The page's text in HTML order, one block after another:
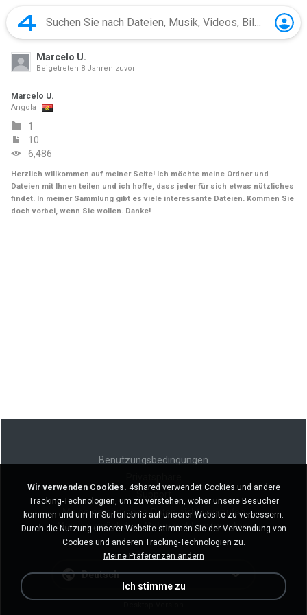
Marcelo U.
Beigetreten 8 Jahren zuvor
Marcelo U.
Angola
1
10
6,486
Herzlich willkommen auf meiner Seite! Ich möchte meine Ordner und
Dateien mit Ihnen teilen und ich hoffe, dass jeder für sich etwas nützliches
findet. In meiner Sammlung gibt es viele interessante Dateien. Kommen Sie
doch vorbei, wenn Sie wollen. Danke!
Benutzungsbedingungen
Meine persönlichen Daten nicht verkaufen
Meine persönlichen Daten nicht weitergeben
Deutsch
Wir verwenden Cookies. 4shared verwendet Cookies und andere
Tracking-Technologien, um zu verstehen, woher unsere Besucher
kommen und um Ihr Surferlebnis auf unserer Website zu verbessern.
Durch die Nutzung unserer Website stimmen Sie der Verwendung von
Cookies und anderen Tracking-Technologien zu.
Meine Präferenzen ändern
Ich stimme zu